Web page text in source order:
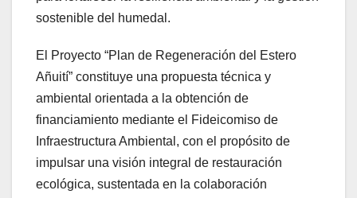
sostenible del humedal.
El Proyecto “Plan de Regeneración del Estero
Añuití” constituye una propuesta técnica y
ambiental orientada a la obtención de
financiamiento mediante el Fideicomiso de
Infraestructura Ambiental, con el propósito de
impulsar una visión integral de restauración
ecológica, sustentada en la colaboración